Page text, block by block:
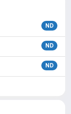
ND
ND
ND